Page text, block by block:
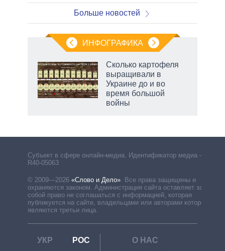
Больше новостей
ИНФОГРАФИКА
Сколько картофеля
выращивали в
Украине до и во
время большой
войны
Субъект в сфере онлайн-медиа. Идентификатор медиа –
R40-05063
© 2009—2026 «Слово и Дело». Все права защищены и
охраняются законом. Администрация сайта оставляет за
собой право не соглашаться с информацией, которая
публикуется на сайте, владельцами или авторами которой
являются третьи лица.
УКР РОС
О НАС